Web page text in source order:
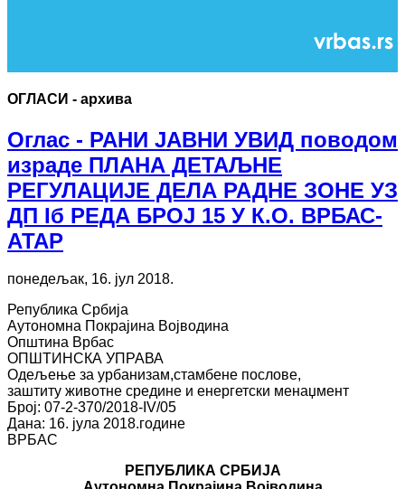
ОГЛАСИ - архива
Оглас - РАНИ ЈАВНИ УВИД поводом
израде ПЛАНА ДЕТАЉНЕ
РЕГУЛАЦИЈЕ ДЕЛА РАДНЕ ЗОНЕ УЗ
ДП Iб РЕДА БРОЈ 15 У К.О. ВРБАС-
АТАР
понедељак, 16. јул 2018.
Република Србија
Аутономна Покрајина Војводина
Општина Врбас
ОПШТИНСКА УПРАВА
Одељење за урбанизам,стамбене послове,
заштиту животне средине и енергетски менаџмент
Број: 07-2-370/2018-IV/05
Дана: 16. јула 2018.године
ВРБАС
РЕПУБЛИКА СРБИЈА